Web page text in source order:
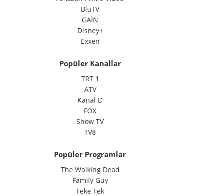
BluTV
GAİN
Disney+
Exxen
Popüler Kanallar
TRT 1
ATV
Kanal D
FOX
Show TV
TV8
Popüler Programlar
The Walking Dead
Family Guy
Teke Tek